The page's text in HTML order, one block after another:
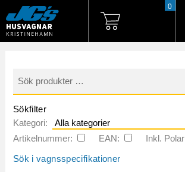
0
efter:
Sökfilter
Kategori:
Artikelnummer:
EAN:
Inkl.
Sök i vagnsspecifikationer